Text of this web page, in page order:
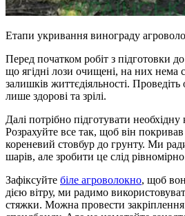
Етапи укривання винограду
Перед початком робіт з підготовки
що ягідні лози очищені, на них нема
залишків життєдіяльності.
лише здорові та зрілі.
Далі потрібно підготувати необхідну
Розрахуйте все так, щоб він покривав
кореневий стовбур до грунту. Ми
шарів, але зробити це слід
Зафіксуйте біле агроволокно, щоб
дією вітру, ми радимо
стяжки. Можна провести